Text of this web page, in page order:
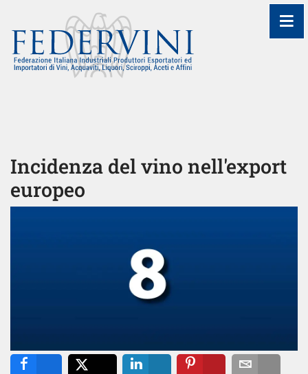
Incidenza del vino nell'export
europeo
≡